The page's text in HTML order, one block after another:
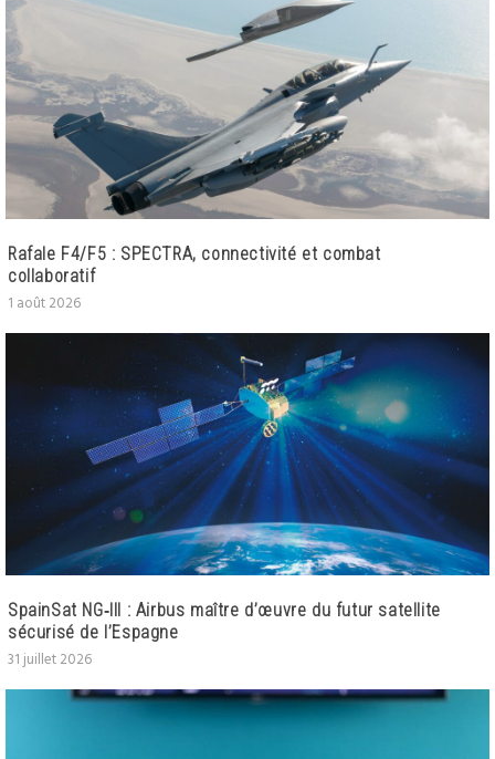
Rafale F4/F5 : SPECTRA, connectivité et combat
collaboratif
1 août 2026
SpainSat NG‑III : Airbus maître d’œuvre du futur satellite
sécurisé de l’Espagne
31 juillet 2026